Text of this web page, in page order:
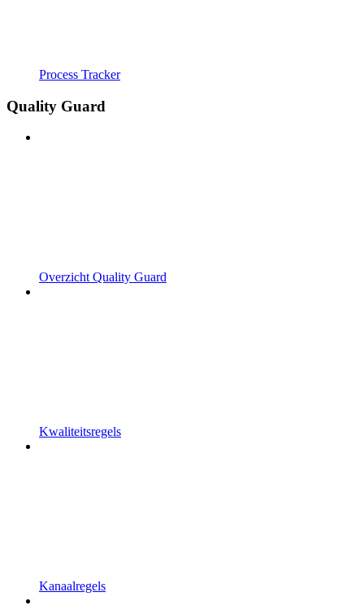
Process Tracker
Quality Guard
Overzicht Quality Guard
Kwaliteitsregels
Kanaalregels